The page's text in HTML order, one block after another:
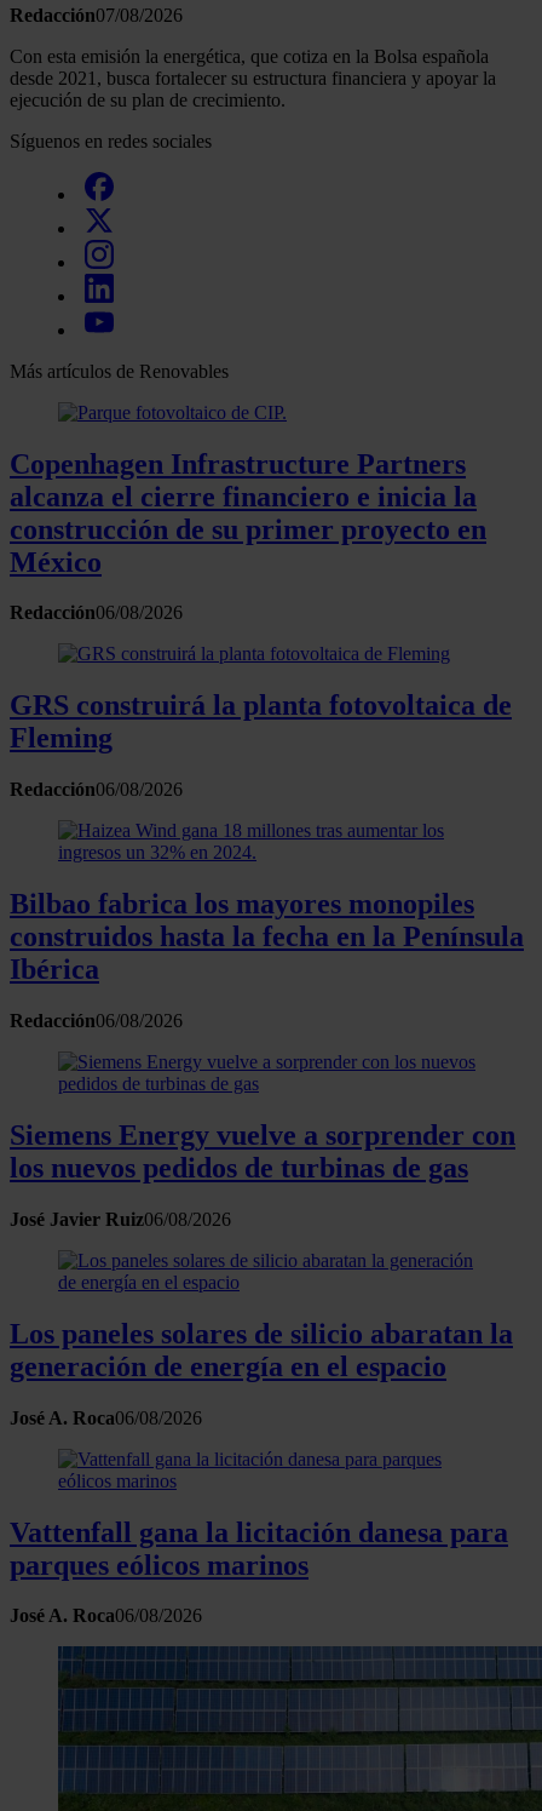
Redacción07/08/2026
Con esta emisión la energética, que cotiza en la Bolsa española
desde 2021, busca fortalecer su estructura financiera y apoyar la
ejecución de su plan de crecimiento.
Síguenos en redes sociales
Más artículos de Renovables
Copenhagen Infrastructure Partners
alcanza el cierre financiero e inicia la
construcción de su primer proyecto en
México
Redacción06/08/2026
GRS construirá la planta fotovoltaica de
Fleming
Redacción06/08/2026
Bilbao fabrica los mayores monopiles
construidos hasta la fecha en la Península
Ibérica
Redacción06/08/2026
Siemens Energy vuelve a sorprender con
los nuevos pedidos de turbinas de gas
José Javier Ruiz06/08/2026
Los paneles solares de silicio abaratan la
generación de energía en el espacio
José A. Roca06/08/2026
Vattenfall gana la licitación danesa para
parques eólicos marinos
José A. Roca06/08/2026